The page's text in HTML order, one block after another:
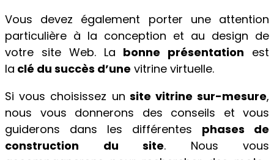
Vous devez également porter une attention
particulière à la conception et au design de
votre site Web. La bonne présentation est
la clé du succès d’une vitrine virtuelle.
Si vous choisissez un site vitrine sur-mesure,
nous vous donnerons des conseils et vous
guiderons dans les différentes phases de
construction du site. Nous vous